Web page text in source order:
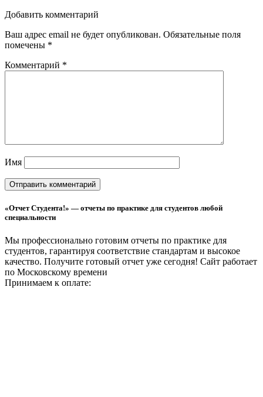
Добавить комментарий
Ваш адрес email не будет опубликован. Обязательные поля
помечены *
Комментарий *
Имя
«Отчет Студента!» — отчеты по практике для студентов любой
специальности
Мы профессионально готовим отчеты по практике для
студентов, гарантируя соответствие стандартам и высокое
качество. Получите готовый отчет уже сегодня! Сайт работает
по Московскому времени
Принимаем к оплате: